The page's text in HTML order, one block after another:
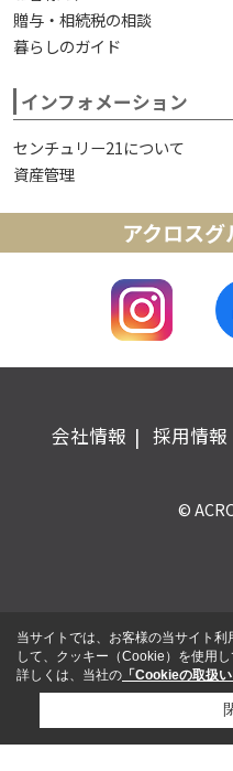
贈与・相続税の相談
暮らしのガイド
インフォメーション
センチュリー21について
資産管理
アクロス
会社情報 採用情報
©
当サイトでは、お客様の当サイト
して、クッキー（Cookie）を使用し
詳しくは、当社の 「Cookieの取扱